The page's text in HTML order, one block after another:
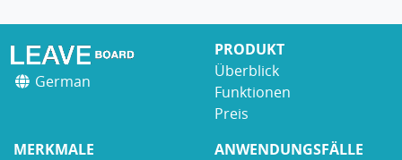
German
PRODUKT
Überblick
Funktionen
Preis
MERKMALE
ANWENDUNGSFÄLLE